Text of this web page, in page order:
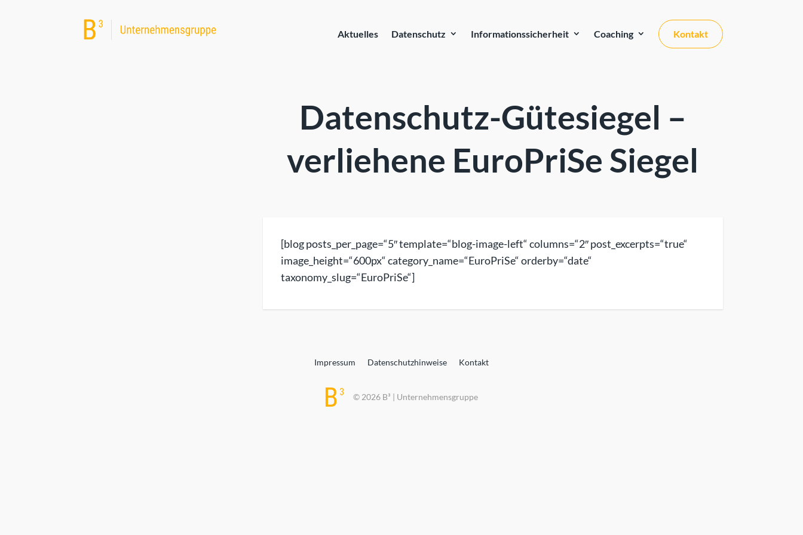
Aktuelles Datenschutz Informationssicherheit Coaching Kontakt
Datenschutz-Gütesiegel –
verliehene EuroPriSe Siegel
[blog posts_per_page=“5″ template=“blog-image-left“ columns=“2″ post_excerpts=“true“
image_height=“600px“ category_name=“EuroPriSe“ orderby=“date“
taxonomy_slug=“EuroPriSe“]
Impressum Datenschutzhinweise Kontakt
© 2026 B³ | Unternehmensgruppe